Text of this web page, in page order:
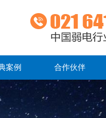
案例 合作伙伴